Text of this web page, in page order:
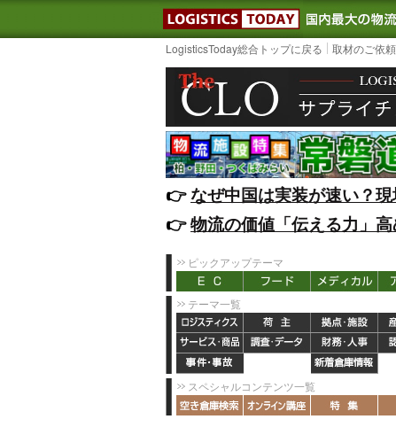
LOGISTICS
LogisticsToday総合トップに戻る 取材のご依
👉️なぜ中国は実装が速い？
👉️物流の価値「伝える力」
ピックアップテーマ
テーマ一覧
スペシャルコンテンツ一覧